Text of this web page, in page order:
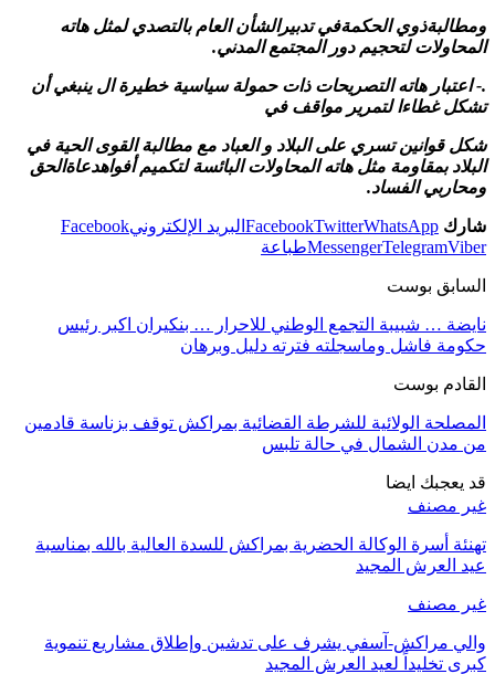
ومطالبةذوي الحكمةفي تدبيرالشأن العام بالتصدي لمثل هاته
المحاولات لتحجيم دور المجتمع المدني.
.- اعتبار هاته التصريحات ذات حمولة سياسية خطيرة ال ينبغي أن
تشكل غطاءا لتمرير مواقف في
شكل قوانين تسري على البلاد و العباد مع مطالبة القوى الحية في
البلاد بمقاومة مثل هاته المحاولات البائسة لتكميم أفواهدعاةالحق
ومحاربي الفساد.
شارك FacebookTwitterWhatsApp البريد الإلكترونيFacebook
MessengerTelegramViber طباعة
السابق بوست
نايضة … شبيبة التجمع الوطني للاحرار … بنكيران اكبر رئيس
حكومة فاشل وماسجلته فترته دليل وبرهان
القادم بوست
المصلحة الولائية للشرطة القضائية بمراكش توقف بزناسة قادمين
من مدن الشمال في حالة تلبس
قد يعجبك ايضا
غير مصنف
تهنئة أسرة الوكالة الحضرية بمراكش للسدة العالية بالله بمناسبة
عيد العرش المجيد
غير مصنف
والي مراكش-آسفي يشرف على تدشين وإطلاق مشاريع تنموية
كبرى تخليداً لعيد العرش المجيد